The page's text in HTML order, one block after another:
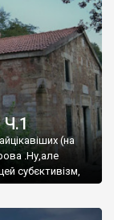
Ч.1
(на
.Ну,але
субєктивізм,